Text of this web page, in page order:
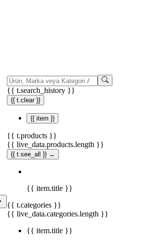
{{ t.search_history }}
{{ t.clear }}
{{ item }}
{{ t.products }}
{{ live_data.products.length }}
{{ t.see_all }} →
{{ item.title }}
{{ t.categories }}
{{ live_data.categories.length }}
{{ item.title }}